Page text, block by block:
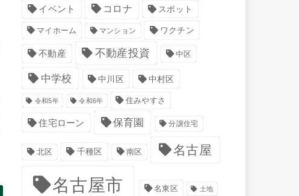
イベント コロナ スポット
マイホーム マンション ワクチン
不動産 不動産投資 中区
中学校 中川区 中村区
令和5年 令和6年 住みやすさ
住宅ローン 保育園 分譲住宅
北区 千種区 南区 名古屋
名古屋市 名東区 土地